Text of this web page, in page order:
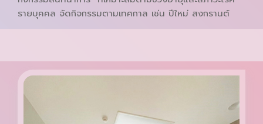
รายบุคคล จัดกิจกรรมตามเทศกาล เช่น ปีใหม่ สงกรานต์